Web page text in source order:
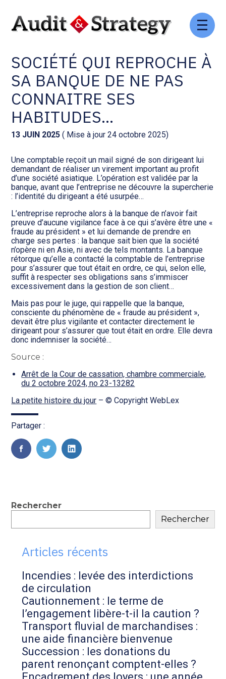
Aller
Comptabilité et conseil
Social et ressources humaines
Assistance juridique
Pilotage d’entreprise
Gestion de patrimoine
Procédures collectives
Transition numérique
Gestion des documents : ISuite
Tenue de votre comptabilité :
ACD
Facturation et pilotage :
EVOLIZ
Facturation et pilotage : MEG
Analyse et tableau de bord :
WAIBI
Gérer vos ressources
humaines : SILAE
C’EST L’HISTOIRE D’UNE
SOCIÉTÉ QUI REPROCHE À
SA BANQUE DE NE PAS
CONNAITRE SES
HABITUDES…
13 JUIN 2025 ( Mise à jour 24 octobre 2025)
Une comptable reçoit un mail signé de son dirigeant lui
demandant de réaliser un virement important au profit
d’une société asiatique. L’opération est validée par la
banque, avant que l’entreprise ne découvre la supercherie
: l’identité du dirigeant a été usurpée…
L’entreprise reproche alors à la banque de n’avoir fait
preuve d’aucune vigilance face à ce qui s’avère être une «
fraude au président » et lui demande de prendre en
charge ses pertes : la banque sait bien que la société
n’opère ni en Asie, ni avec de tels montants. La banque
rétorque qu’elle a contacté la comptable de l’entreprise
pour s’assurer que tout était en ordre, ce qui, selon elle,
suffit à respecter ses obligations sans s’immiscer
excessivement dans la gestion de son client…
Mais pas pour le juge, qui rappelle que la banque,
consciente du phénomène de « fraude au président »,
devait être plus vigilante et contacter directement le
dirigeant pour s’assurer que tout était en ordre. Elle devra
donc indemniser la société…
Source :
Arrêt de la Cour de cassation, chambre commerciale,
du 2 octobre 2024, no 23-13282
La petite histoire du jour – © Copyright WebLex
Partager :
FaceBook
TwitterLinkedIn
Blog
sidebar
Rechercher
Rechercher
Articles récents
Incendies : levée des interdictions
de circulation
Cautionnement : le terme de
l’engagement libère-t-il la caution ?
Transport fluvial de marchandises :
une aide financière bienvenue
Succession : les donations du
parent renonçant comptent-elles ?